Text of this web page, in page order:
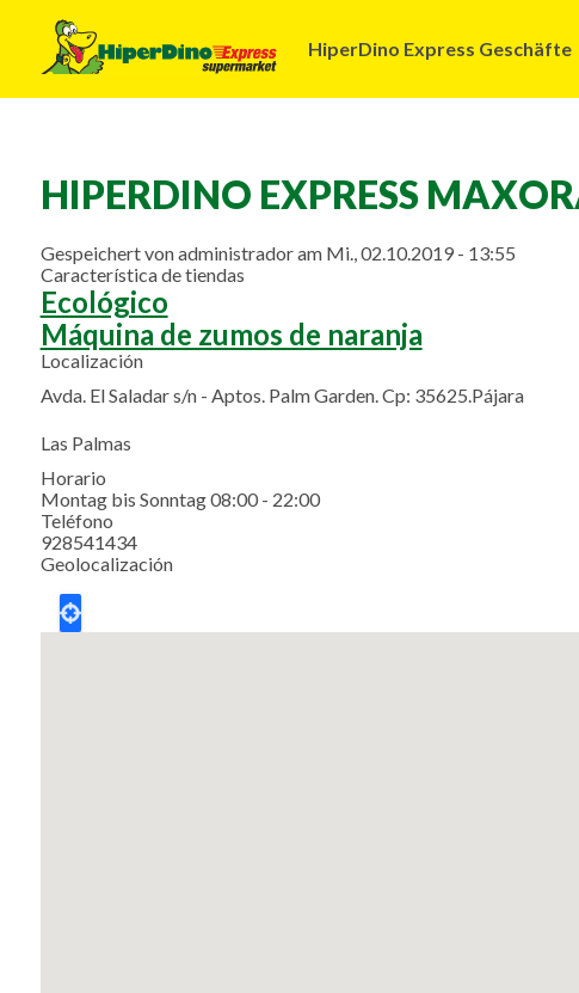
Navegación
HiperDino Express Geschäfte
HIPERDINO EXPRESS
Gespeichert vonadministradoram Mi., 02.10.2019 - 13:55
Característica de tiendas
Ecológico
Máquina de zumos de naranja
Localización
Avda. El Saladar s/n - Aptos. Palm Garden. Cp: 35625.Pájara
Las Palmas
Horario
Montag bis Sonntag 08:00 - 22:00
Teléfono
928541434
Geolocalización